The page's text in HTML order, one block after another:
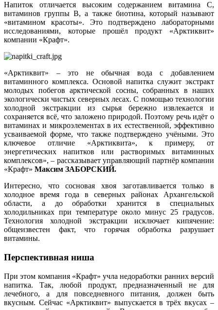
Напиток отличается высоким содержанием витамина С,
витаминов группы В, а также биотина, который называют
«витамином красоты». Это подтверждено лабораторными
исследованиями, которые прошёл продукт «Арктиквит»
компании «Крафт».
«Арктиквит» – это не обычная вода с добавлением
витаминного комплекса. Основой напитка служит экстракт
молодых побегов арктической сосны, собранных в наших
экологически чистых северных лесах. С помощью технологии
холодной экстракции из сырья бережно извлекается и
сохраняется всё, что заложено природой. Поэтому речь идёт о
витаминах и микроэлементах в их естественной, эффективно
усваиваемой форме, что также подтверждено учёными. Это
ключевое отличие «Арктиквита», к примеру, от
энергетических напитков или растворимых витаминных
комплексов», – рассказывает управляющий партнёр компании
«Крафт» Максим ЗАБОРСКИЙ.
Интересно, что сосновая хвоя заготавливается только в
холодное время года в северных районах Архангельской
области, а до обработки хранится в специальных
холодильниках при температуре около минус 25 градусов.
Технология холодной экстракции исключает кипячение:
общеизвестен факт, что горячая обработка разрушает
витамины.
Перспективная ниша
При этом компания «Крафт» учла недоработки ранних версий
напитка. Так, любой продукт, предназначенный не для
лечебного, а для повседневного питания, должен быть
вкусным. Сейчас «Арктиквит» выпускается в трёх вкусах –